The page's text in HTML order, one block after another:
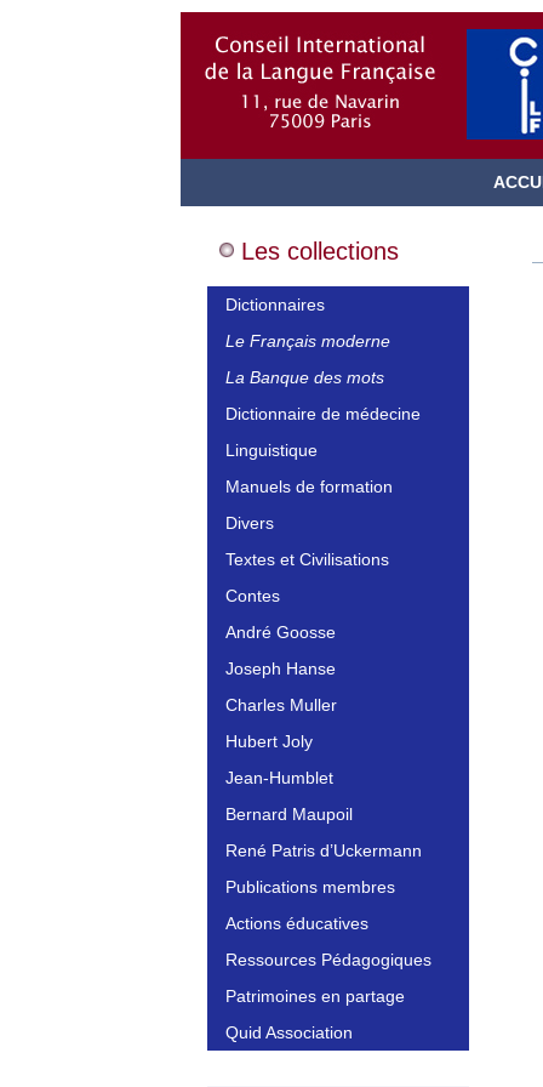
Les collections
Dictionnaires
Le Français moderne
La Banque des mots
Dictionnaire de médecine
Linguistique
Manuels de formation
Divers
Textes et Civilisations
Contes
André Goosse
Joseph Hanse
Charles Muller
Hubert Joly
Jean-Humblet
Bernard Maupoil
René Patris d’Uckermann
Publications membres
Actions éducatives
Ressources Pédagogiques
Patrimoines en partage
Quid Association